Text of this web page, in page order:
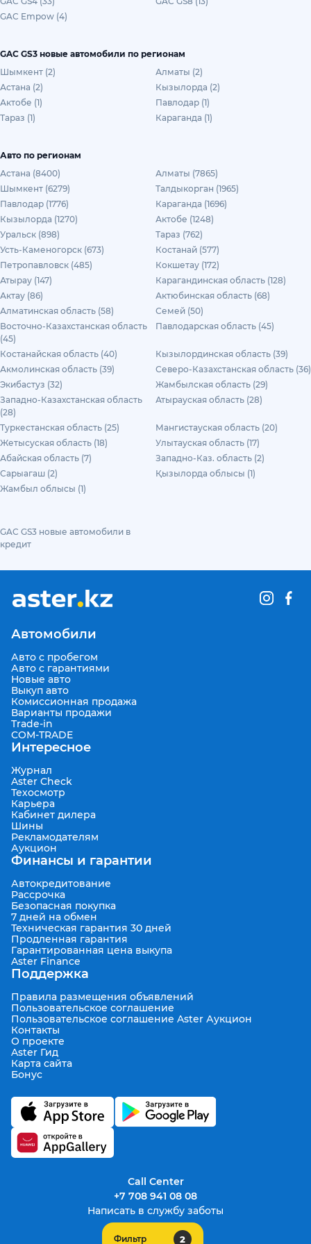
Фильтр 2
GAC Empow (4)
GAC GS3 новые автомобили по регионам
Шымкент (2)
Алматы (2)
Астана (2)
Кызылорда (2)
Актобе (1)
Павлодар (1)
Тараз (1)
Караганда (1)
Авто по регионам
Астана (8400)
Алматы (7865)
Шымкент (6279)
Талдыкорган (1965)
Павлодар (1776)
Караганда (1696)
Кызылорда (1270)
Актобе (1248)
Уральск (898)
Тараз (762)
Усть-Каменогорск (673)
Костанай (577)
Петропавловск (485)
Кокшетау (172)
Атырау (147)
Карагандинская область (128)
Актау (86)
Актюбинская область (68)
Алматинская область (58)
Семей (50)
Восточно-Казахстанская область
(45)
Павлодарская область (45)
Костанайская область (40)
Кызылординская область (39)
Акмолинская область (39)
Северо-Казахстанская область (36)
Экибастуз (32)
Жамбылская область (29)
Западно-Казахстанская область
(28)
Атырауская область (28)
Туркестанская область (25)
Мангистауская область (20)
Жетысуская область (18)
Улытауская область (17)
Абайская область (7)
Западно-Каз. область (2)
Сарыагаш (2)
Қызылорда облысы (1)
Жамбыл облысы (1)
GAC GS3 новые автомобили в
кредит
Автомобили
Авто с пробегом
Авто с гарантиями
Новые авто
Выкуп авто
Комиссионная продажа
Варианты продажи
Trade-in
COM-TRADE
Интересное
Журнал
Aster Check
Техосмотр
Карьера
Кабинет дилера
Шины
Рекламодателям
Аукцион
Финансы и гарантии
Автокредитование
Рассрочка
Безопасная покупка
7 дней на обмен
Техническая гарантия 30 дней
Продленная гарантия
Гарантированная цена выкупа
Aster Finance
Поддержка
Правила размещения объявлений
Пользовательское соглашение
Пользовательское соглашение Aster Аукцион
Контакты
О проекте
Aster Гид
Карта сайта
Бонус
Call Center
+7 708 941 08 08
Написать в службу заботы